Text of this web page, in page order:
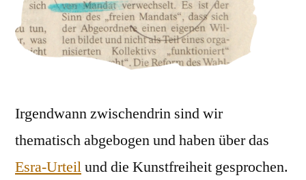
Irgendwann zwischendrin sind wir
thematisch abgebogen und haben über das
Esra-Urteilund die Kunstfreiheit gesprochen.